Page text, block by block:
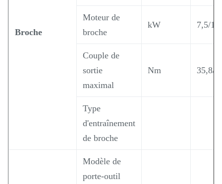
Broche
Moteur de
broche
kW 7,5/11
Couple de
sortie
maximal
Nm 35,8/
Type
d'entraînement
de broche
Modèle de
porte-outil